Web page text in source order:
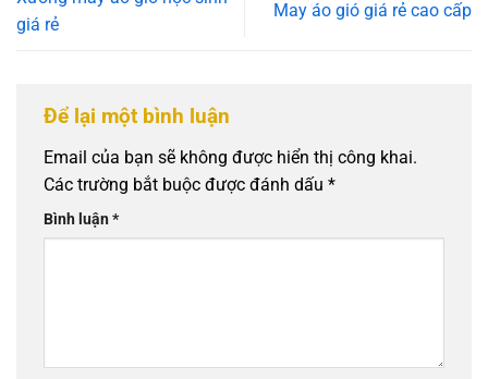
giá rẻ
May áo gió giá rẻ cao cấp
Để lại một bình luận
Email của bạn sẽ không được hiển thị công khai.
Các trường bắt buộc được đánh dấu *
Bình luận*